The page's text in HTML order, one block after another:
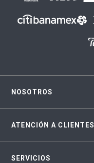
NOSOTROS
ATENCIÓN A CLIENTES
SERVICIOS